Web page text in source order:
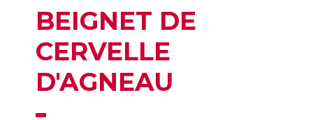
BEIGNET DE
CERVELLE
D'AGNEAU